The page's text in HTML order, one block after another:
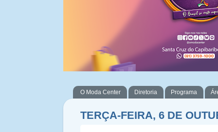
O Moda Center Diretoria Programa
TERÇA-FEIRA, 6 DE